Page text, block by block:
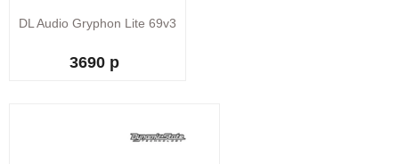
DL Audio Gryphon Lite 69v3
3690 р